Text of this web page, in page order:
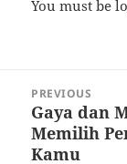
You must be
navigation
PREVIOUS
Previous
post:
Gaya dan
Memilih
Kamu